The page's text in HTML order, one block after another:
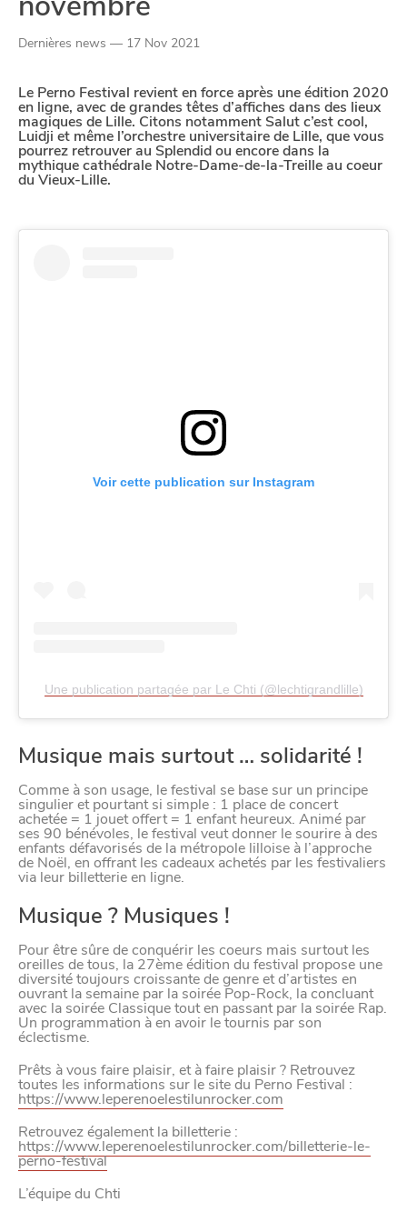
Dernières news — 17 Nov 2021
Le Perno Festival revient en force après une édition 2020
en ligne, avec de grandes têtes d’affiches dans des lieux
magiques de Lille. Citons notamment Salut c’est cool,
Luidji et même l’orchestre universitaire de Lille, que vous
pourrez retrouver au Splendid ou encore dans la
mythique cathédrale Notre-Dame-de-la-Treille au coeur
du Vieux-Lille.
Voir cette publication sur Instagram
Une publication partagée par Le Chti (@lechtigrandlille)
Musique mais surtout … solidarité !
Comme à son usage, le festival se base sur un principe
singulier et pourtant si simple : 1 place de concert
achetée = 1 jouet offert = 1 enfant heureux. Animé par
ses 90 bénévoles, le festival veut donner le sourire à des
enfants défavorisés de la métropole lilloise à l’approche
de Noël, en offrant les cadeaux achetés par les festivaliers
via leur billetterie en ligne.
Musique ? Musiques !
Pour être sûre de conquérir les coeurs mais surtout les
oreilles de tous, la 27ème édition du festival propose une
diversité toujours croissante de genre et d’artistes en
ouvrant la semaine par la soirée Pop-Rock, la concluant
avec la soirée Classique tout en passant par la soirée Rap.
Un programmation à en avoir le tournis par son
éclectisme.
Prêts à vous faire plaisir, et à faire plaisir ? Retrouvez
toutes les informations sur le site du Perno Festival :
https://www.leperenoelestilunrocker.com
Retrouvez également la billetterie :
https://www.leperenoelestilunrocker.com/billetterie-le-
perno-festival
L’équipe du Chti
le NORD
Paramètres de
confidentialité
Afin de faciliter votre navigation et de vous
apporter le meilleur service possible, nous utilisons
des cookies pour améliorer le site aux besoins des